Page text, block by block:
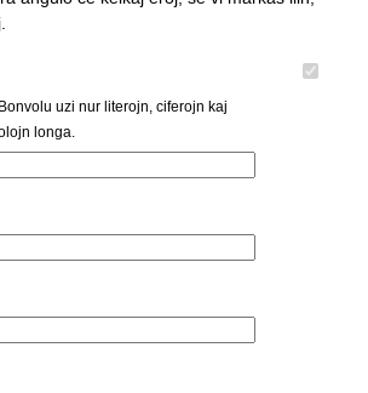
uzi nur literojn, ciferojn kaj
longa.